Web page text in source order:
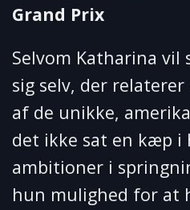
Grand Prix
Selvom Katharina vil
sig selv, der
af de unikke,
det ikke sat en kæp i
ambitioner i
hun mulighed for at